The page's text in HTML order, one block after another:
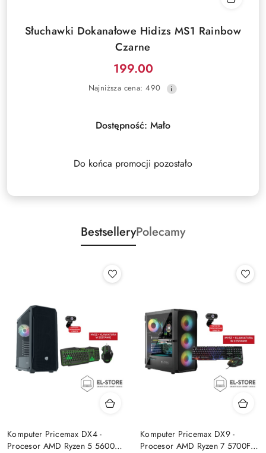
Słuchawki Dokanałowe Hidizs MS1 Rainbow
Czarne
Cena
promocyjna:
199.00
Najniższa
30
dni
Najniższa cena: 490
Dostępność: Mało
Do końca promocji pozostało
BestselleryPolecamy
Komputer Pricemax DX4 -
Procesor AMD Ryzen 5 5600G
Komputer Pricemax DX9 -
Procesor AMD Ryzen 7 5700F |